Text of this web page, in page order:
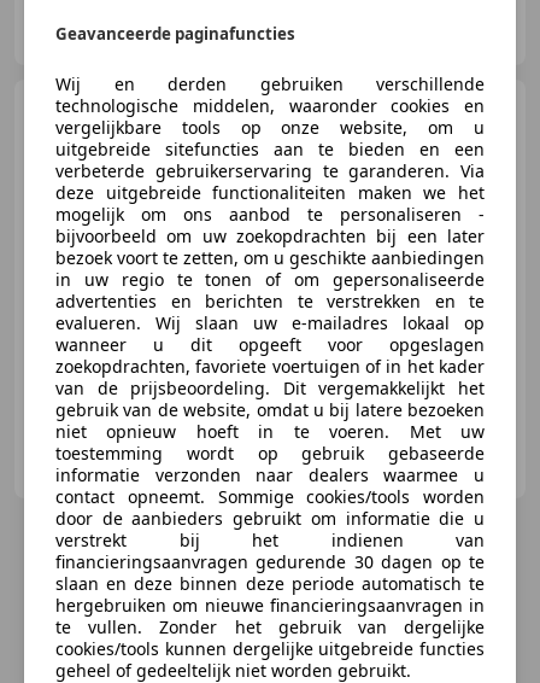
NL-1411 AN NAARDEN
Alfa Romeo Montreal
Coupé condizioni molto originale
€ 69.950
01/1972 83.140 km Benzine 169 kW (230 PK)
Witmer & Odijk
NL-2361 HG WARMOND
Geavanceerde paginafuncties
Wij en derden gebruiken verschillende
technologische middelen, waaronder cookies en
vergelijkbare tools op onze website, om u
uitgebreide sitefuncties aan te bieden en een
verbeterde gebruikerservaring te garanderen. Via
deze uitgebreide functionaliteiten maken we het
mogelijk om ons aanbod te personaliseren -
bijvoorbeeld om uw zoekopdrachten bij een later
bezoek voort te zetten, om u geschikte aanbiedingen
in uw regio te tonen of om gepersonaliseerde
advertenties en berichten te verstrekken en te
evalueren. Wij slaan uw e-mailadres lokaal op
wanneer u dit opgeeft voor opgeslagen
zoekopdrachten, favoriete voertuigen of in het kader
van de prijsbeoordeling. Dit vergemakkelijkt het
gebruik van de website, omdat u bij latere bezoeken
niet opnieuw hoeft in te voeren. Met uw
toestemming wordt op gebruik gebaseerde
informatie verzonden naar dealers waarmee u
contact opneemt. Sommige cookies/tools worden
door de aanbieders gebruikt om informatie die u
verstrekt bij het indienen van
financieringsaanvragen gedurende 30 dagen op te
slaan en deze binnen deze periode automatisch te
hergebruiken om nieuwe financieringsaanvragen in
te vullen. Zonder het gebruik van dergelijke
cookies/tools kunnen dergelijke uitgebreide functies
geheel of gedeeltelijk niet worden gebruikt.